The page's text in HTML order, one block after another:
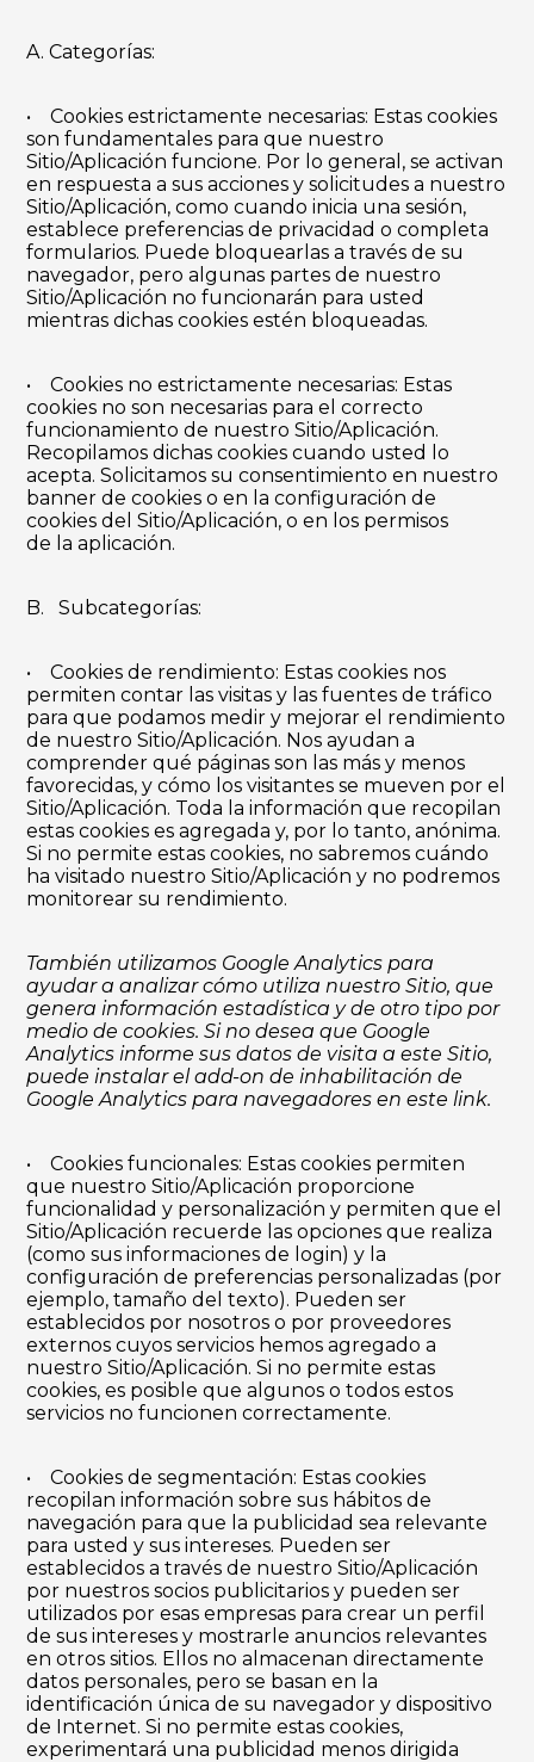
A. Categorías:
• Cookies estrictamente necesarias: Estas cookies
son fundamentales para que nuestro
Sitio/Aplicación funcione. Por lo general, se activan
en respuesta a sus acciones y solicitudes a nuestro
Sitio/Aplicación, como cuando inicia una sesión,
establece preferencias de privacidad o completa
formularios. Puede bloquearlas a través de su
navegador, pero algunas partes de nuestro
Sitio/Aplicación no funcionarán para usted
mientras dichas cookies estén bloqueadas.
• Cookies no estrictamente necesarias: Estas
cookies no son necesarias para el correcto
funcionamiento de nuestro Sitio/Aplicación.
Recopilamos dichas cookies cuando usted lo
acepta. Solicitamos su consentimiento en nuestro
banner de cookies o en la configuración de
cookies del Sitio/Aplicación, o en los permisos
de la aplicación.
B. Subcategorías:
• Cookies de rendimiento: Estas cookies nos
permiten contar las visitas y las fuentes de tráfico
para que podamos medir y mejorar el rendimiento
de nuestro Sitio/Aplicación. Nos ayudan a
comprender qué páginas son las más y menos
favorecidas, y cómo los visitantes se mueven por el
Sitio/Aplicación. Toda la información que recopilan
estas cookies es agregada y, por lo tanto, anónima.
Si no permite estas cookies, no sabremos cuándo
ha visitado nuestro Sitio/Aplicación y no podremos
monitorear su rendimiento.
También utilizamos Google Analytics para
ayudar a analizar cómo utiliza nuestro Sitio, que
genera información estadística y de otro tipo por
medio de cookies. Si no desea que Google
Analytics informe sus datos de visita a este Sitio,
puede instalar el add-on de inhabilitación de
Google Analytics para navegadores en estelink.
• Cookies funcionales: Estas cookies permiten
que nuestro Sitio/Aplicación proporcione
funcionalidad y personalización y permiten que el
Sitio/Aplicación recuerde las opciones que realiza
(como sus informaciones de login) y la
configuración de preferencias personalizadas (por
ejemplo, tamaño del texto). Pueden ser
establecidos por nosotros o por proveedores
externos cuyos servicios hemos agregado a
nuestro Sitio/Aplicación. Si no permite estas
cookies, es posible que algunos o todos estos
servicios no funcionen correctamente.
• Cookies de segmentación: Estas cookies
recopilan información sobre sus hábitos de
navegación para que la publicidad sea relevante
para usted y sus intereses. Pueden ser
establecidos a través de nuestro Sitio/Aplicación
por nuestros socios publicitarios y pueden ser
utilizados por esas empresas para crear un perfil
de sus intereses y mostrarle anuncios relevantes
en otros sitios. Ellos no almacenan directamente
datos personales, pero se basan en la
identificación única de su navegador y dispositivo
de Internet. Si no permite estas cookies,
experimentará una publicidad menos dirigida